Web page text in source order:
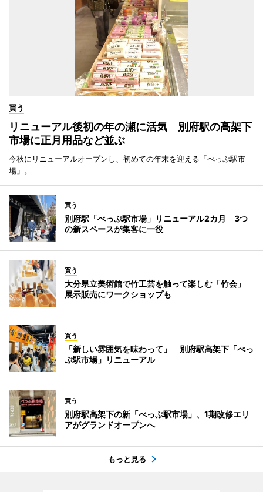
買う
リニューアル後初の年の瀬に活気 別府駅の高架下
市場に正月用品など並ぶ
今秋にリニューアルオープンし、初めての年末を迎える「べっぷ駅市
場」。
買う
別府駅「べっぷ駅市場」リニューアル2カ月 3つ
の新スペースが集客に一役
買う
大分県立美術館で竹工芸を触って楽しむ「竹会」
展示販売にワークショップも
買う
「新しい雰囲気を味わって」 別府駅高架下「べっ
ぷ駅市場」リニューアル
買う
別府駅高架下の新「べっぷ駅市場」、1期改修エリ
アがグランドオープンへ
もっと見る